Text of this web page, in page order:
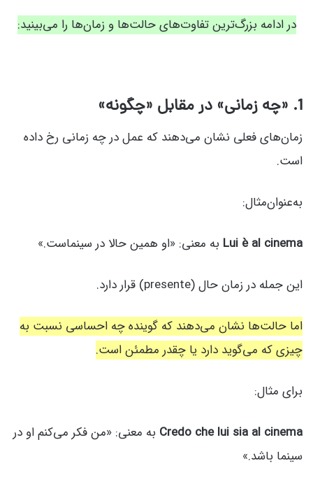
در ادامه بزرگ‌ترین تفاوت‌های حالت‌ها و زمان‌ها را می‌بینید:
1. «چه زمانی» در مقابل «چگونه»
زمان‌های فعلی نشان می‌دهند که عمل در چه زمانی رخ داده
است.
به‌عنوان‌مثال:
Lui è al cinema به معنی: «او همین حالا در سینماست.»
این جمله در زمان حال (presente) قرار دارد.
اما حالت‌ها نشان می‌دهند که گوینده چه احساسی نسبت به
چیزی که می‌گوید دارد یا چقدر مطمئن است.
برای مثال:
Credo che lui sia al cinema به معنی: «من فکر می‌کنم او در
سینما باشد.»